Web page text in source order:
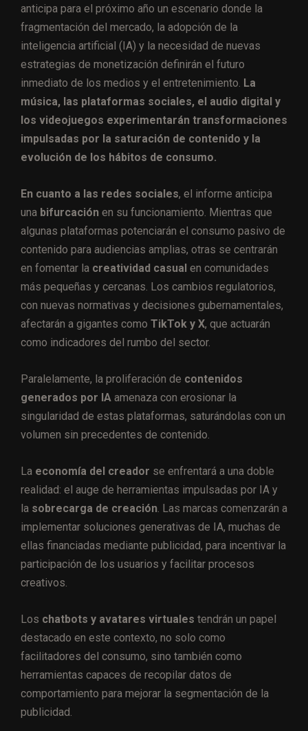
anticipa para el próximo año un escenario donde la
fragmentación del mercado, la adopción de la
inteligencia artificial (IA) y la necesidad de nuevas
estrategias de monetización definirán el futuro
inmediato de los medios y el entretenimiento. La
música, las plataformas sociales, el audio digital y
los videojuegos experimentarán transformaciones
impulsadas por la saturación de contenido y la
evolución de los hábitos de consumo.
En cuanto a las redes sociales, el informe anticipa
una bifurcación en su funcionamiento. Mientras que
algunas plataformas potenciarán el consumo pasivo de
contenido para audiencias amplias, otras se centrarán
en fomentar la creatividad casual en comunidades
más pequeñas y cercanas. Los cambios regulatorios,
con nuevas normativas y decisiones gubernamentales,
afectarán a gigantes como TikTok y X, que actuarán
como indicadores del rumbo del sector.
Paralelamente, la proliferación de contenidos
generados por IA amenaza con erosionar la
singularidad de estas plataformas, saturándolas con un
volumen sin precedentes de contenido​.
La economía del creador se enfrentará a una doble
realidad: el auge de herramientas impulsadas por IA y
la sobrecarga de creación. Las marcas comenzarán a
implementar soluciones generativas de IA, muchas de
ellas financiadas mediante publicidad, para incentivar la
participación de los usuarios y facilitar procesos
creativos.
Los chatbots y avatares virtuales tendrán un papel
destacado en este contexto, no solo como
facilitadores del consumo, sino también como
herramientas capaces de recopilar datos de
comportamiento para mejorar la segmentación de la
publicidad​​.